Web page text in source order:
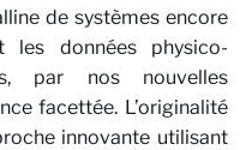
de systèmes encore
les données physico-
par nos nouvelles
facettée. L’originalité
innovante utilisant